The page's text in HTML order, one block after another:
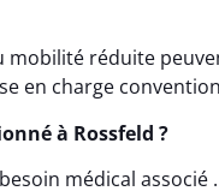
réduite
en charge
à Rossfeld ?
médical associé